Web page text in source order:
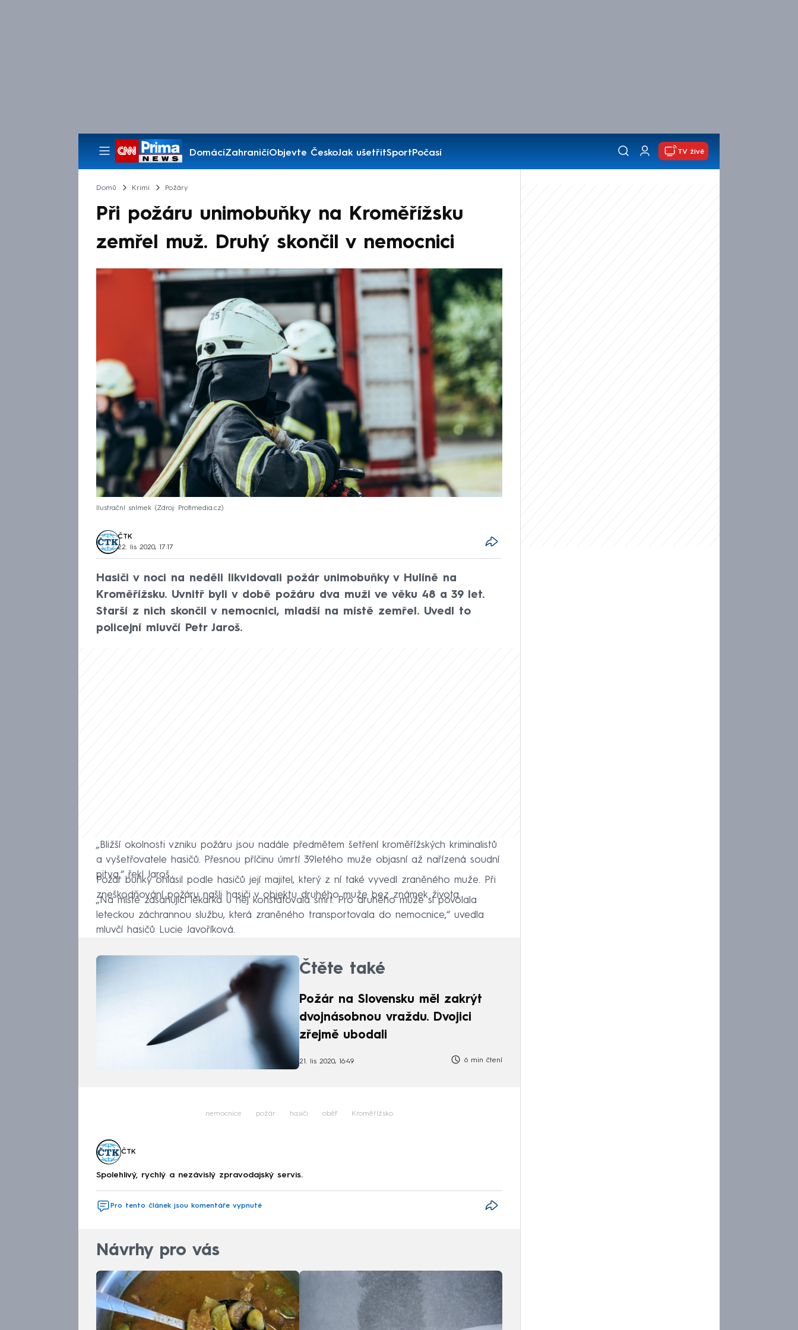
DomácíZahraničíObjevte ČeskoJak ušetřitSportPočasí
Pořady
TV živě
Domů Krimi Požáry
Při požáru unimobuňky na Kroměřížsku
zemřel muž. Druhý skončil v nemocnici
Ilustrační snímek Zdroj: Profimedia.cz
ČTK
22. lis 2020, 17:17
Hasiči v noci na neděli likvidovali požár unimobuňky v Hulíně na
Kroměřížsku. Uvnitř byli v době požáru dva muži ve věku 48 a 39 let.
Starší z nich skončil v nemocnici, mladší na místě zemřel. Uvedl to
policejní mluvčí Petr Jaroš.
„Bližší okolnosti vzniku požáru jsou nadále předmětem šetření kroměřížských kriminalistů
a vyšetřovatele hasičů. Přesnou příčinu úmrtí 39letého muže objasní až nařízená soudní
pitva,“ řekl Jaroš.
Požár buňky ohlásil podle hasičů její majitel, který z ní také vyvedl zraněného muže. Při
zneškodňování požáru našli hasiči v objektu druhého muže bez známek života.
„Na místě zasahující lékařka u něj konstatovala smrt. Pro druhého muže si povolala
leteckou záchrannou službu, která zraněného transportovala do nemocnice,“ uvedla
mluvčí hasičů Lucie Javoříková.
Čtěte také
Požár na Slovensku měl zakrýt
dvojnásobnou vraždu. Dvojici
zřejmě ubodali
21. lis 2020, 16:49 6 min čtení
nemocnice požár hasiči oběť Kroměřížsko
ČTK
Spolehlivý, rychlý a nezávislý zpravodajský servis.
Pro tento článek jsou komentáře vypnuté
Návrhy pro vás